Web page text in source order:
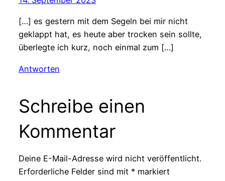
[…] es gestern mit dem Segeln bei mir nicht
geklappt hat, es heute aber trocken sein sollte,
überlegte ich kurz, noch einmal zum […]
Antworten
Schreibe einen
Kommentar
Deine E-Mail-Adresse wird nicht veröffentlicht.
Erforderliche Felder sind mit * markiert